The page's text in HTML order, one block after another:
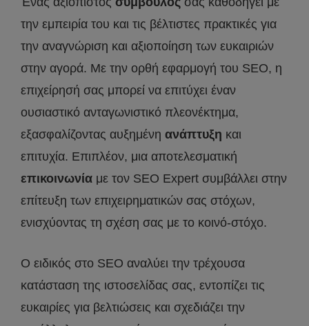
την εμπειρία του και τις βέλτιστες πρακτικές για
την αναγνώριση και αξιοποίηση των ευκαιριών
στην αγορά. Με την ορθή εφαρμογή του SEO, η
επιχείρησή σας μπορεί να επιτύχει έναν
ουσιαστικό ανταγωνιστικό πλεονέκτημα,
εξασφαλίζοντας αυξημένη ανάπτυξη και
επιτυχία. Επιπλέον, μια αποτελεσματική
επικοινωνία με τον SEO Expert συμβάλλει στην
επίτευξη των επιχειρηματικών σας στόχων,
ενισχύοντας τη σχέση σας με το κοινό-στόχο.
Ο ειδικός στο SEO αναλύει την τρέχουσα
κατάσταση της ιστοσελίδας σας, εντοπίζει τις
ευκαιρίες για βελτιώσεις και σχεδιάζει την